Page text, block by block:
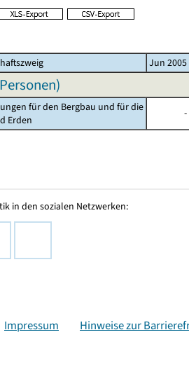
Jun 2005
für den Bergbau und für die
Erden
-
in den sozialen Netzwerken:
Impressum Hinweise zur